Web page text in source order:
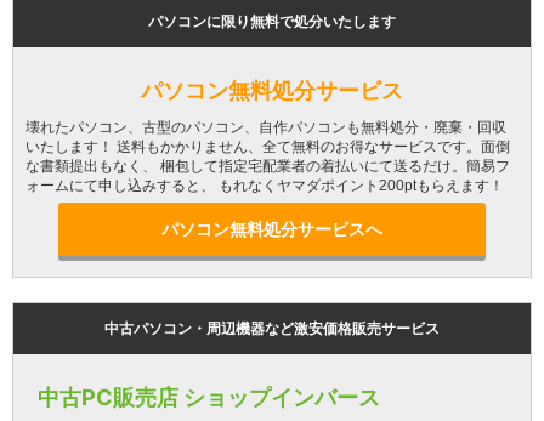
パソコンに限り無料で処分いたします
パソコン無料処分サービス
壊れたパソコン、古型のパソコン、自作パソコンも無料処分・廃棄・回収
いたします！ 送料もかかりません、全て無料のお得なサービスです。面倒
な書類提出もなく、 梱包して指定宅配業者の着払いにて送るだけ。簡易フ
ォームにて申し込みすると、 もれなくヤマダポイント200ptもらえます！
パソコン無料処分サービスへ
中古パソコン・周辺機器など激安価格販売サービス
中古PC販売店 ショップインバース